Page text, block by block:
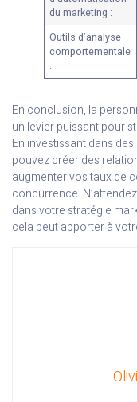
du marketing :
Outils d’analyse
comportementale
:
En conclusion, la
un levier puissant pour
En investissant dans
pouvez créer des
augmenter vos taux de
concurrence.
dans votre stratégie
cela peut apporter à